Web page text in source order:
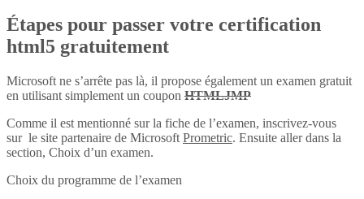
Étapes pour passer votre certification
html5 gratuitement
Microsoft ne s’arrête pas là, il propose également un examen gratuit
en utilisant simplement un coupon HTMLJMP
Comme il est mentionné sur la fiche de l’examen, inscrivez-vous
sur le site partenaire de Microsoft Prometric. Ensuite aller dans la
section, Choix d’un examen.
Choix du programme de l’examen